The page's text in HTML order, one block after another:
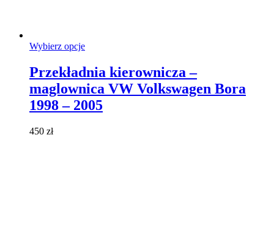
Wybierz opcjeTen
ma
wiele
wariantów.
Opcje
można
Przekładnia kierownicza –
maglownica VW Volkswagen Bora
1998 – 2005
450 zł